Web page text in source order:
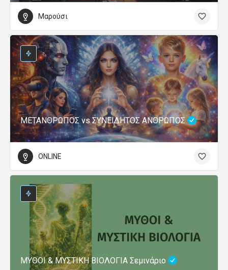
Μαρούσι
ΜΕΤΑΝΘΡΩΠΟΣ vs ΣΥΝΕΙΔΗΤΟΣ ΑΝΘΡΩΠΟΣ
ONLINE
ΜΥΘΟΙ & ΜΥΣΤΙΚΗ ΒΙΟΛΟΓΙΑ Σεμινάριο